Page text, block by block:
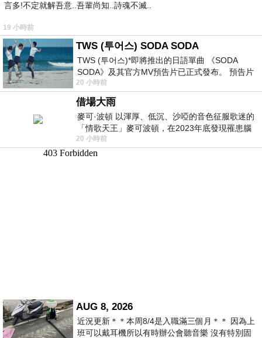
言多!不定就解吾意..吾輩尚知..詩魂不滅..
19 小時前
TWS (투어스) SODA SODA
TWS (투어스)*即將推出的日語單曲 《SODA
SODA》及其官方MV預告片已正式發布。 預告片
一經發布， 就引發了粉絲們對這次夏季回
20 小時前
借場大雨
麥可·波頓 以渾厚、低沉、沙啞的音色征服歌迷的
「情歌天王」麥可波頓，在2023年底發現罹患腦
瘤「祈禱早日康復，一切都好」。
20 小時前
AUG 8, 2026
近況更新＊＊本周8/4是入職滿三個月＊＊ 因為上
班可以戴耳機所以有時辦公會聽音樂 沒有特別固